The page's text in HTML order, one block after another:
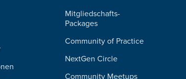
Mitgliedschafts-
Packages
Community of Practice
NextGen Circle
Community Meetups